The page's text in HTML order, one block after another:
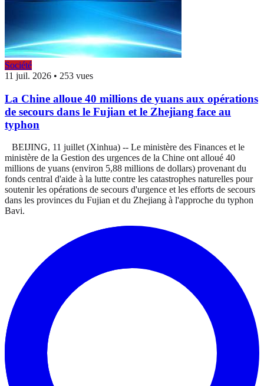
Société
11 juil. 2026 • 253 vues
La Chine alloue 40 millions de yuans aux opérations
de secours dans le Fujian et le Zhejiang face au
typhon
BEIJING, 11 juillet (Xinhua) -- Le ministère des Finances et le
ministère de la Gestion des urgences de la Chine ont alloué 40
millions de yuans (environ 5,88 millions de dollars) provenant du
fonds central d'aide à la lutte contre les catastrophes naturelles pour
soutenir les opérations de secours d'urgence et les efforts de secours
dans les provinces du Fujian et du Zhejiang à l'approche du typhon
Bavi.